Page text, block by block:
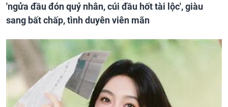
'ngửa đầu đón quý nhân, cúi đầu hốt tài lộc', giàu
sang bất chấp, tình duyên viên mãn